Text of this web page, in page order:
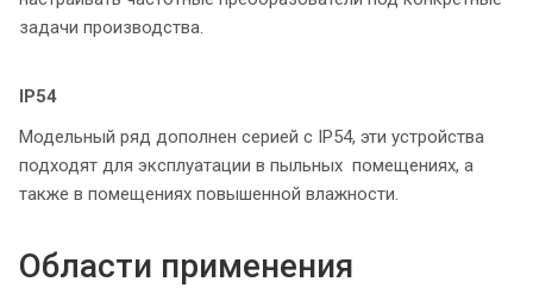
задачи производства.
IP54
Модельный ряд дополнен серией с IP54, эти устройства
подходят для эксплуатации в пыльных помещениях, а
также в помещениях повышенной влажности.
Области применения